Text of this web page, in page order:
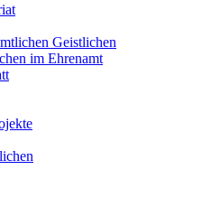
Geistlichen
im Ehrenamt